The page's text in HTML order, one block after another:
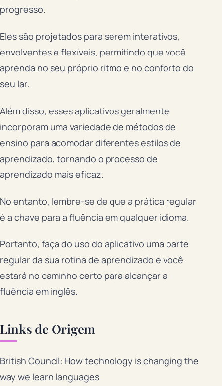
progresso.
Eles são projetados para serem interativos,
envolventes e flexíveis, permitindo que você
aprenda no seu próprio ritmo e no conforto do
seu lar.
Além disso, esses aplicativos geralmente
incorporam uma variedade de métodos de
ensino para acomodar diferentes estilos de
aprendizado, tornando o processo de
aprendizado mais eficaz.
No entanto, lembre-se de que a prática regular
é a chave para a fluência em qualquer idioma.
Portanto, faça do uso do aplicativo uma parte
regular da sua rotina de aprendizado e você
estará no caminho certo para alcançar a
fluência em inglês.
Links de Origem
British Council: How technology is changing the
way we learn languages